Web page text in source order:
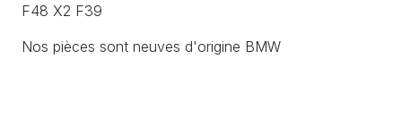
F48 X2 F39
Nos pièces sont neuves d'origine BMW